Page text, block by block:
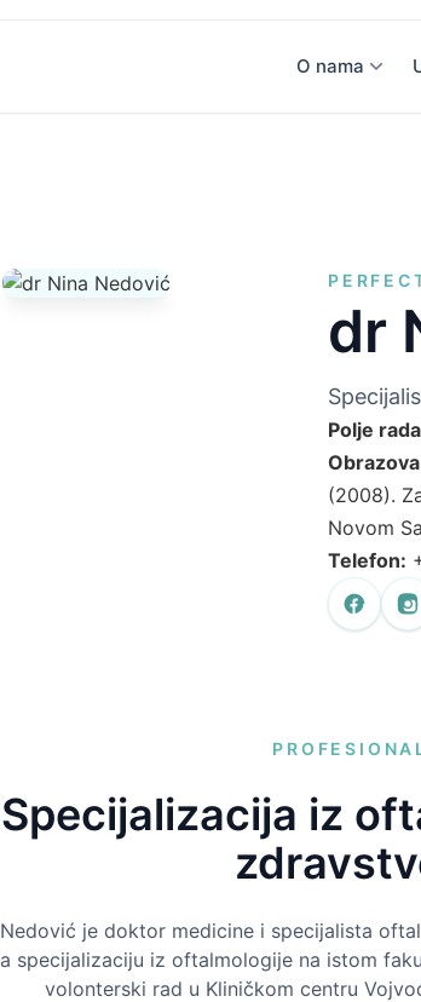
O nama
dr
Polje rada
(2008).
Novom
Telefon:
Specijalizacija iz
je doktor medicine i specijalista
specijalizaciju iz oftalmologije na istom
volonterski rad u Kliničkom centru